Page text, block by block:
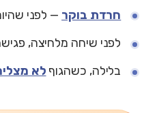
חרדת בוקר — לפני
לפני שיחה מלחיצה,
בלילה, כשהגוף לא